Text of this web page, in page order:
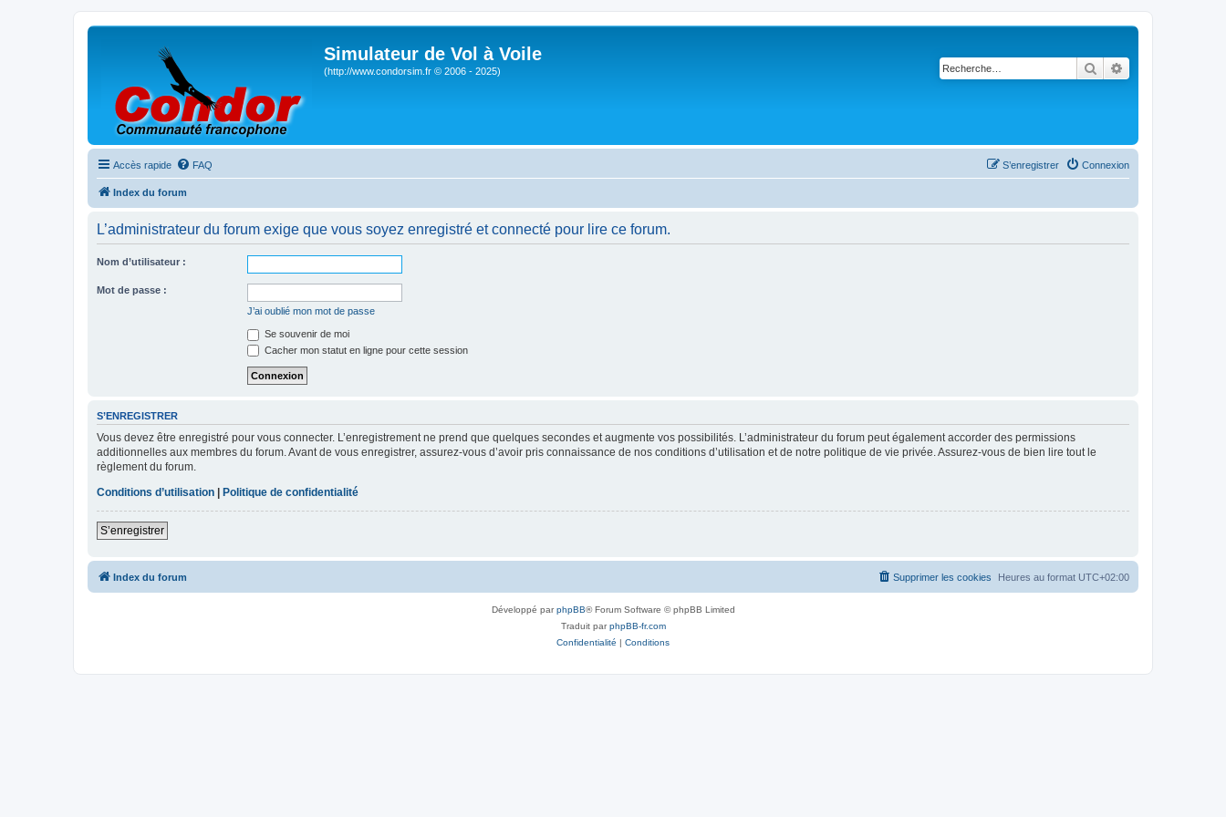
Simulateur de Vol à Voile
(http://www.condorsim.fr © 2006 - 2025) Rechercher
Accès rapide FAQ Connexion
S’enregistrer
Index du forum
L’administrateur du forum exige que vous soyez enregistré et connecté pour lire ce forum.
Nom d’utilisateur :
Mot de passe :
J’ai oublié mon mot de passe
Se souvenir de moi
Cacher mon statut en ligne pour cette session
S’ENREGISTRER
Vous devez être enregistré pour vous connecter. L’enregistrement ne prend que quelques secondes et augmente vos possibilités. L’administrateur du forum peut également accorder des permissions
additionnelles aux membres du forum. Avant de vous enregistrer, assurez-vous d’avoir pris connaissance de nos conditions d’utilisation et de notre politique de vie privée. Assurez-vous de bien lire tout le
règlement du forum.
Conditions d’utilisation | Politique de confidentialité
S’enregistrer
Index du forum Heures au format UTC+02:00
Supprimer les cookies
Développé parphpBB® Forum Software © phpBB Limited
Traduit parphpBB-fr.com
Confidentialité | Conditions